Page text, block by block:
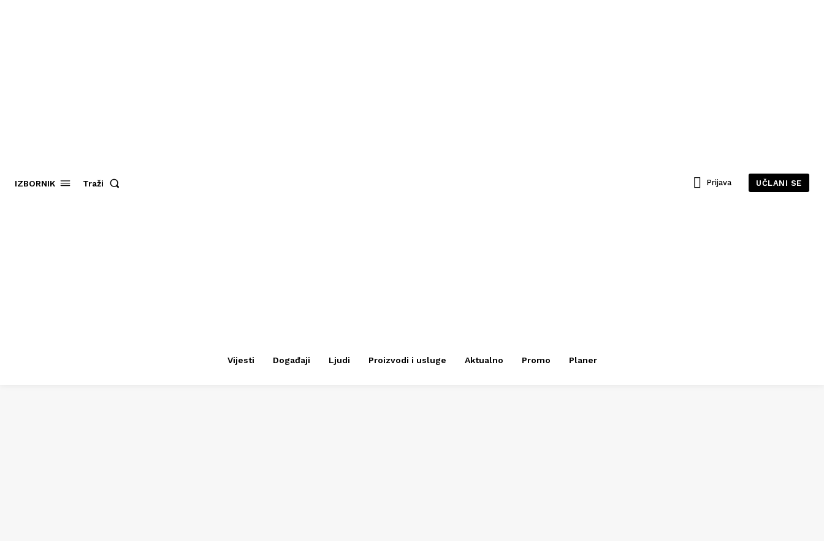
IZBORNIK Traži Prijava UČLANI SE
Vijesti Događaji Ljudi Proizvodi i usluge Aktualno Promo Planer